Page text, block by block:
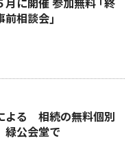
月に開催 参加無料 ｢終
前相談会｣
よる 相続の無料個別
公会堂で